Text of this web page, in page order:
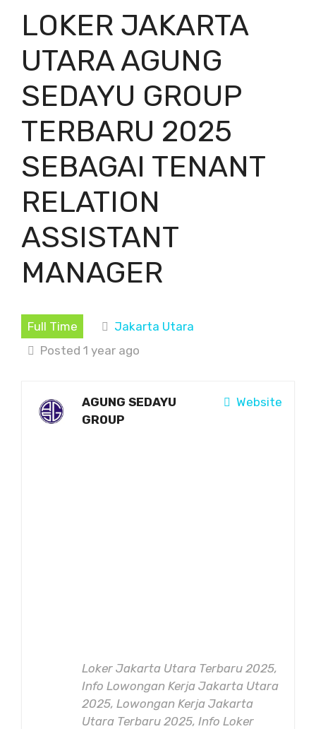
LOKER JAKARTA
UTARA AGUNG
SEDAYU GROUP
TERBARU 2025
SEBAGAI TENANT
RELATION
ASSISTANT
MANAGER
Full Time
Jakarta Utara
Posted 1 year ago
Website
AGUNG SEDAYU
GROUP
Loker Jakarta Utara Terbaru 2025,
Info Lowongan Kerja Jakarta Utara
2025, Lowongan Kerja Jakarta
Utara Terbaru 2025, Info Loker